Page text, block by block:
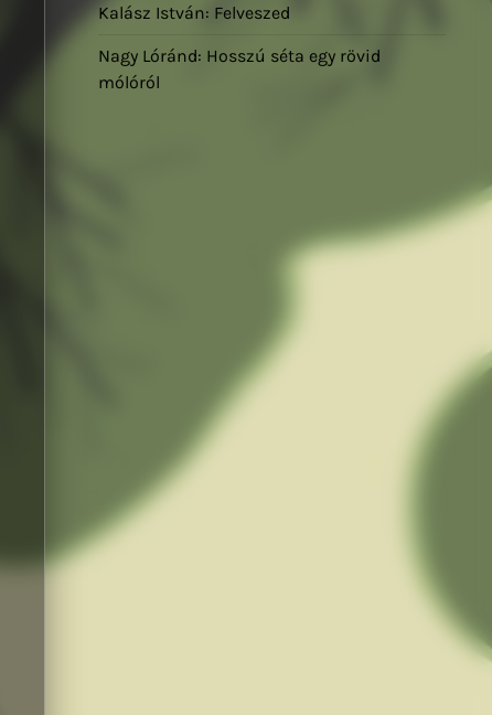
Kalász István: Felveszed
Nagy Lóránd: Hosszú séta egy rövid
mólóról